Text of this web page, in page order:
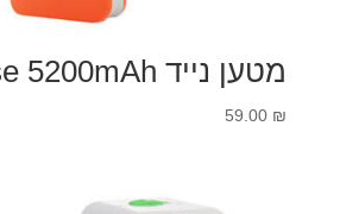
מטען נייד Miracase 5200mAh
59.00 ₪